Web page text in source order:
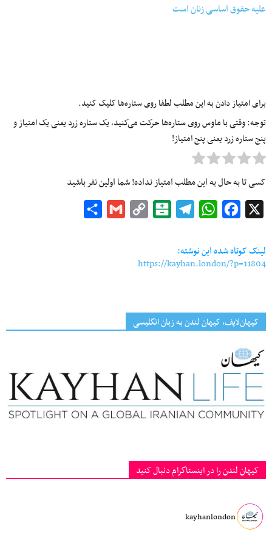
علیه حقوق اساسی زنان است
برای امتیاز دادن به این مطلب لطفا روی ستاره‌ها کلیک کنید.
توجه: وقتی با ماوس روی ستاره‌ها حرکت می‌کنید، یک ستاره زرد یعنی یک امتیاز و
پنج ستاره زرد یعنی پنج امتیاز!
کسی تا به حال به این مطلب امتیاز نداده! شما اولین نفر باشید
Facebook
WhatsApp
Telegram
Balatarin
Copy
Gmail
لینک کوتاه شده این نوشته:
https://kayhan.london/?p=11804
کیهان‌لایف، کیهان لندن به زبان انگلیسی
کیهان لندن را در اینستاگرام دنبال کنید
kayhanlondon